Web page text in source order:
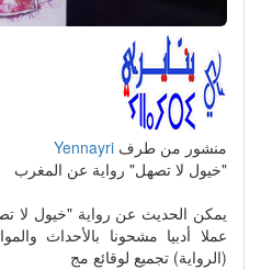
منشور من طرفYennayri
"خيول لا تصهل" رواية عن المغرب
يمكن الحديث عن رواية "خيول لا
عملا أدبيا مشحونا بالأحداث
(الرواية) تجميع لوقائع مج